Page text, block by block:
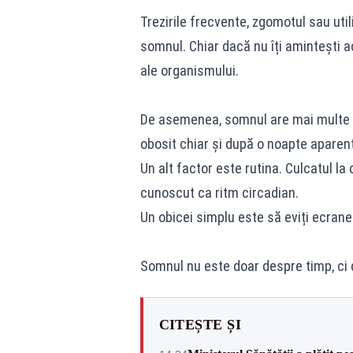
Trezirile frecvente, zgomotul sau
somnul. Chiar dacă nu îți amintești
ale organismului.
De asemenea, somnul are mai
obosit chiar și după o noapte
Un alt factor este rutina. Culcatul
cunoscut ca ritm circadian.
Un obicei simplu este să eviți
Somnul nu este doar despre timp,
CITEȘTE ȘI